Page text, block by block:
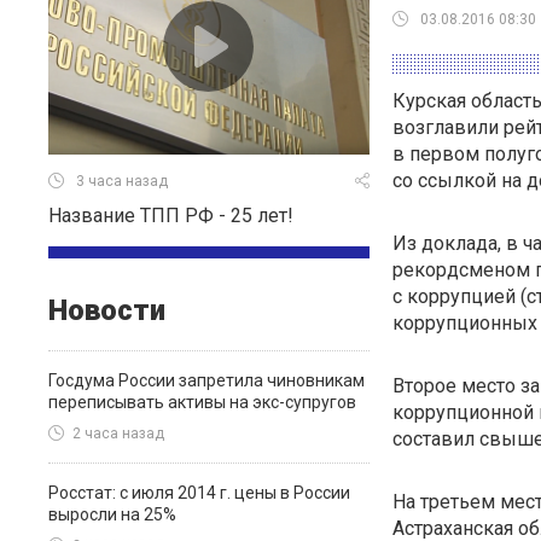
3 часа назад
Название ТПП РФ - 25 лет!
Новости
Госдума России запретила чиновникам
переписывать активы на экс-супругов
2 часа назад
Росстат: с июля 2014 г. цены в России
выросли на 25%
03.08.2016 08:30
Курская
возглавили
в первом
со ссылкой на
Из доклада, в
рекордсменом
с коррупцией
коррупционных
Второе место
коррупционной
составил
На третьем
Астраханская